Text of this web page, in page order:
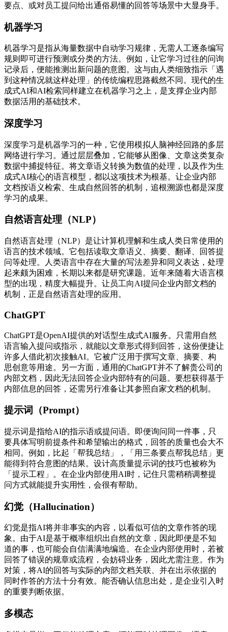
要点、或对员工提问给出通俗易懂的回答等场景中大显身手。
机器学习
机器学习是指从海量数据中自动学习规律，无需人工逐条编写
规则即可进行预测或分类的方法。例如，让它学习过往的问询
记录后，便能推测出新问题的意图。这与由人类细致指示「遇
到这种情况就这样处理」的传统编程思路截然不同。现代的生
成式AI和AI检索同样建立在机器学习之上，是支撑企业内部
数据活用的基础技术。
深度学习
深度学习是机器学习的一种，它使用模拟人脑神经回路的多层
网络进行学习。通过层层叠加，它能够从图像、文章这类复杂
数据中捕捉特征。将文章语义转换为数值的处理，以及作为生
成式AI核心的语言模型，都以这项技术为根基。让企业内部
文档按语义检索、生成自然回答的机制，追根溯源也都是深度
学习的成果。
自然语言处理（NLP）
自然语言处理（NLP）是让计算机理解和生成人类日常使用的
语言的技术领域。它包括读取文章语义、摘要、翻译、回答提
问等处理。人类语言中存在大量的写法差异和同义表达，处理
起来颇为困难，长期以来都是研究课题。近年来随着大语言模
型的出现，精度大幅提升。让员工向AI提问企业内部文档的
机制，正是自然语言处理的应用。
ChatGPT
ChatGPT是OpenAI提供的对话型生成式AI服务。只需用自然
语言输入提问或指示，就能以文章形式得到回答，这份便捷让
许多人借此初次接触AI。它被广泛用于撰写文章、摘要、构
思创意等用途。另一方面，通用的ChatGPT并不了解贵公司的
内部文档，因此无法回答企业内部特有的问题。要想获得基于
内部信息的回答，还需另行准备让其参照自家文档的机制。
提示词（Prompt）
提示词是指给AI的指示语或提问语。即便询问同一件事，只
要具体写明前提条件和希望输出的格式，回答的质量也会大不
相同。例如，比起「帮我总结」，「用三条要点帮我总结」更
能得到符合意图的结果。设计高质量提示词的技巧也被称为
「提示工程」。在企业内部使用AI时，记住只需稍稍调整提
问方式就能提升实用性，会很有帮助。
幻觉（Hallucination）
幻觉是指AI将并非事实的内容，以看似可信的文章作答的现
象。由于AI是基于概率组织出自然的文章，因此即便是不知
道的事，也可能会自信满满地编造。在企业内部使用时，若被
回答了错误的规章或流程，会妨碍业务，因此尤需注意。作为
对策，将AI的回答与实际的内部文档关联、并在出示依据的
同时作答的方法十分有效。能否确认信息出处，是企业引入时
的重要判断依据。
多模态